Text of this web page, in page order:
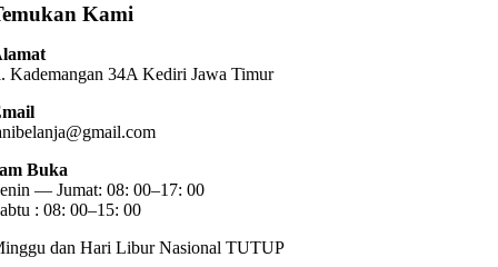
Kami
Kademangan 34A Kediri Jawa Timur
Buka
— Jumat: 08: 00–17: 00
: 08: 00–15: 00
dan Hari Libur Nasional TUTUP